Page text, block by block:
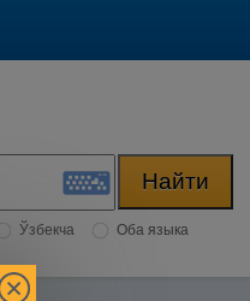
Ўзбекча Оба языка